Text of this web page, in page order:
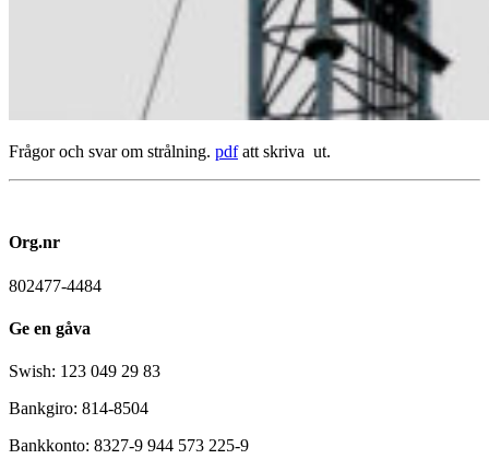
Frågor och svar om strålning. pdfatt skriva ut.
Org.nr
802477-4484
Ge en gåva
Swish: 123 049 29 83
Bankgiro: 814-8504
Bankkonto: 8327-9 944 573 225-9